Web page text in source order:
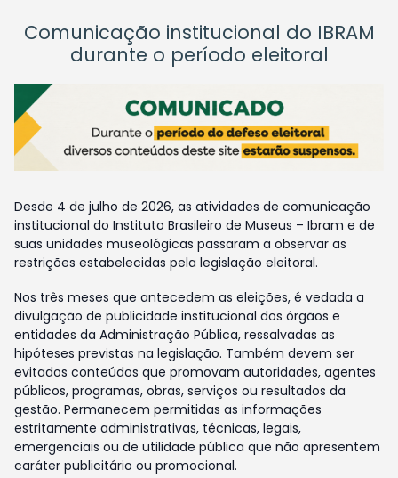
Comunicação institucional do IBRAM
durante o período eleitoral
Desde 4 de julho de 2026, as atividades de comunicação
institucional do Instituto Brasileiro de Museus – Ibram e de
suas unidades museológicas passaram a observar as
restrições estabelecidas pela legislação eleitoral.
Nos três meses que antecedem as eleições, é vedada a
divulgação de publicidade institucional dos órgãos e
entidades da Administração Pública, ressalvadas as
hipóteses previstas na legislação. Também devem ser
evitados conteúdos que promovam autoridades, agentes
públicos, programas, obras, serviços ou resultados da
gestão. Permanecem permitidas as informações
estritamente administrativas, técnicas, legais,
emergenciais ou de utilidade pública que não apresentem
caráter publicitário ou promocional.